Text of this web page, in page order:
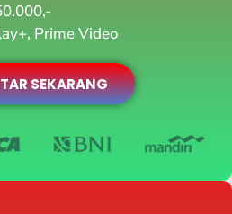
Prime Video
SEKARANG